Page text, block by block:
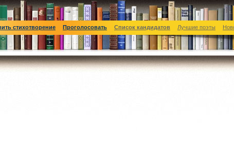
стихотворение Проголосовать Список кандидатов Лучшие поэты